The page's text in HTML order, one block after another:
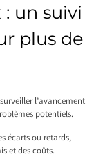
un suivi
plus de
l’avancement
potentiels.
écarts ou retards,
et des coûts.